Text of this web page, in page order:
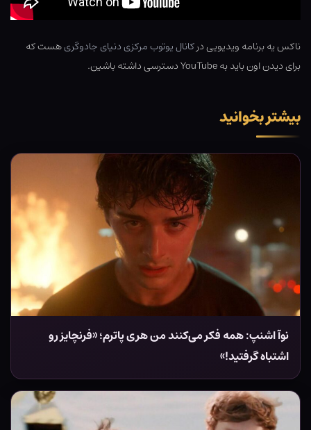
ناکس یه برنامه ویدیویی درکانال یوتوب مرکزی دنیای جادوگریهست که
برای دیدن اون باید به YouTube دسترسی داشته باشین.
بیشتر بخوانید
نوآ اشنپ: همه فکر می‌کنند من هری پاترم؛ «فرنچایز رو
اشتباه گرفتید!»